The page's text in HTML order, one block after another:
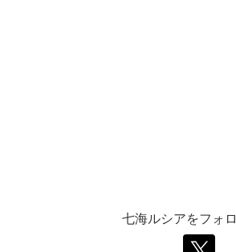
七海ルシアをフォ